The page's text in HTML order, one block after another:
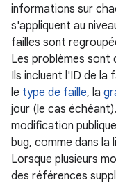
informations sur
s'appliquent au
failles sont
Les problèmes sont
Ils incluent l'ID de la
le type de faille, la
jour (le cas
modification
bug, comme dans la
Lorsque plusieurs
des références